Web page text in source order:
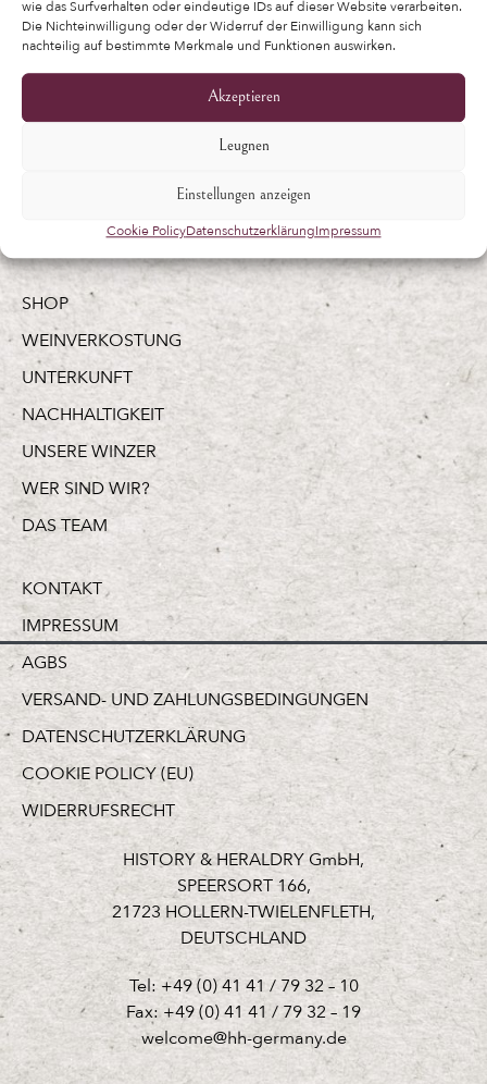
wie das Surfverhalten oder eindeutige IDs auf dieser Website verarbeiten.
Die Nichteinwilligung oder der Widerruf der Einwilligung kann sich
nachteilig auf bestimmte Merkmale und Funktionen auswirken.
Akzeptieren
Leugnen
Einstellungen anzeigen
Cookie PolicyDatenschutzerklärungImpressum
SHOP
WEINVERKOSTUNG
UNTERKUNFT
NACHHALTIGKEIT
UNSERE WINZER
WER SIND WIR?
DAS TEAM
KONTAKT
IMPRESSUM
AGBS
VERSAND- UND ZAHLUNGSBEDINGUNGEN
DATENSCHUTZERKLÄRUNG
COOKIE POLICY (EU)
WIDERRUFSRECHT
HISTORY & HERALDRY GmbH,
SPEERSORT 166,
21723 HOLLERN-TWIELENFLETH,
DEUTSCHLAND
Tel: +49 (0) 41 41 / 79 32 – 10
Fax: +49 (0) 41 41 / 79 32 – 19
welcome@hh-germany.de